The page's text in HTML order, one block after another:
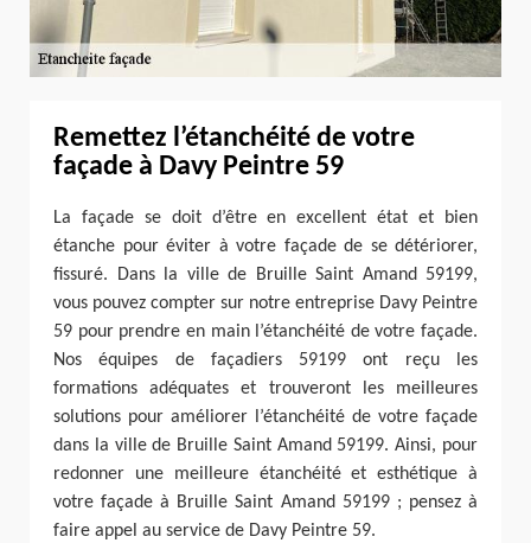
Remettez l’étanchéité de votre
façade à Davy Peintre 59
La façade se doit d’être en excellent état et bien
étanche pour éviter à votre façade de se détériorer,
fissuré. Dans la ville de Bruille Saint Amand 59199,
vous pouvez compter sur notre entreprise Davy Peintre
59 pour prendre en main l’étanchéité de votre façade.
Nos équipes de façadiers 59199 ont reçu les
formations adéquates et trouveront les meilleures
solutions pour améliorer l’étanchéité de votre façade
dans la ville de Bruille Saint Amand 59199. Ainsi, pour
redonner une meilleure étanchéité et esthétique à
votre façade à Bruille Saint Amand 59199 ; pensez à
faire appel au service de Davy Peintre 59.